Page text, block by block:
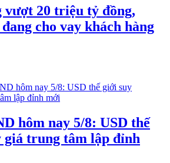
vượt 20 triệu tỷ đồng,
cho vay khách hàng
hôm nay 5/8: USD thế
giá trung tâm lập đỉnh